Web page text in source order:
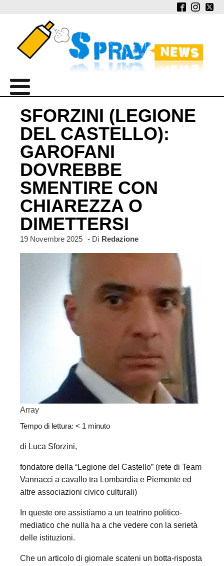
SFORZINI (LEGIONE
DEL CASTELLO):
GAROFANI
DOVREBBE
SMENTIRE CON
CHIAREZZA O
DIMETTERSI
19 Novembre 2025 - Di Redazione
Array
Tempo di lettura: < 1 minuto
di Luca Sforzini,
fondatore della “Legione del Castello” (rete di Team
Vannacci a cavallo tra Lombardia e Piemonte ed
altre associazioni civico culturali)
In queste ore assistiamo a un teatrino politico-
mediatico che nulla ha a che vedere con la serietà
delle istituzioni.
Che un articolo di giornale scateni un botta-risposta